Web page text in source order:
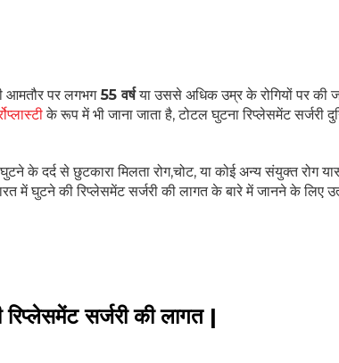
आमतौर पर लगभग55 वर्षया उससे अधिक उम्र के रोगियों पर की
के रूप में भी जाना जाता है, टोटल घुटना रिप्लेसमेंट
के दर्द से छुटकारा मिलता रोग,चोट, या कोई अन्य संयुक्त रोग
में घुटने की रिप्लेसमेंट सर्जरी की लागत के बारे में जानने के लिए
सर्जरी की लागत |